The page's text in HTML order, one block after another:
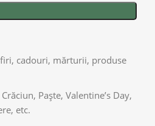
cadouri, mărturii, produse
Paște, Valentine’s Day,
etc.